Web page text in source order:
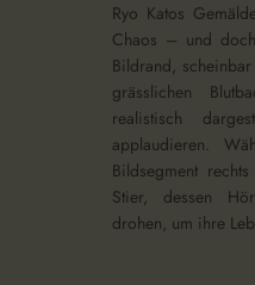
Ryo Katos
Chaos – und
Bildrand,
grässlichen
realistisch
applaudieren.
Bildsegment
Stier, dessen
drohen, um ihre